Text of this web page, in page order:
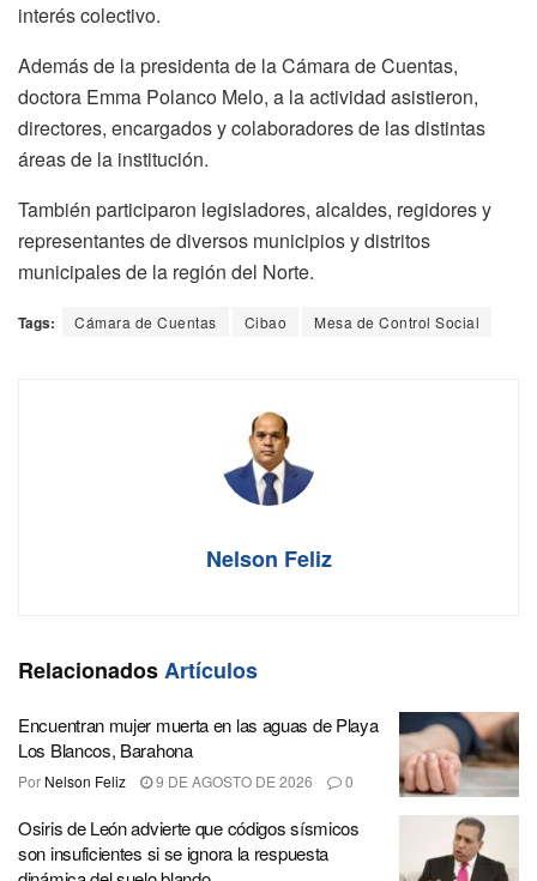
interés colectivo.
Además de la presidenta de la Cámara de Cuentas,
doctora Emma Polanco Melo, a la actividad asistieron,
directores, encargados y colaboradores de las distintas
áreas de la institución.
También participaron legisladores, alcaldes, regidores y
representantes de diversos municipios y distritos
municipales de la región del Norte.
Tags: Cámara de Cuentas Cibao Mesa de Control Social
Nelson Feliz
RelacionadosArtículos
Encuentran mujer muerta en las aguas de Playa
Los Blancos, Barahona
Por Nelson Feliz 9 DE AGOSTO DE 2026 0
Osiris de León advierte que códigos sísmicos
son insuficientes si se ignora la respuesta